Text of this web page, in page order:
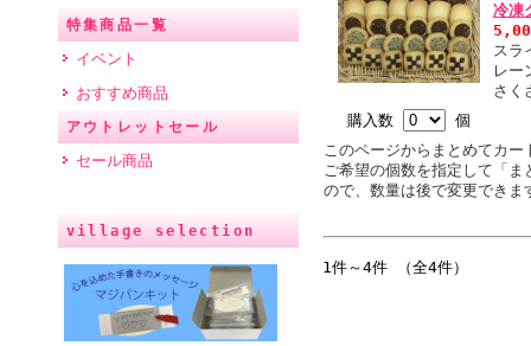
特集商品一覧
イベント
おすすめ商品
アウトレットセール
セール商品
village selection
購入数 個
冷
スラ
レー
さく
このページからまとめてカ
ご希望の個数を指定して「
ので、数量は後で変更できま
1件～4件 （全4件）